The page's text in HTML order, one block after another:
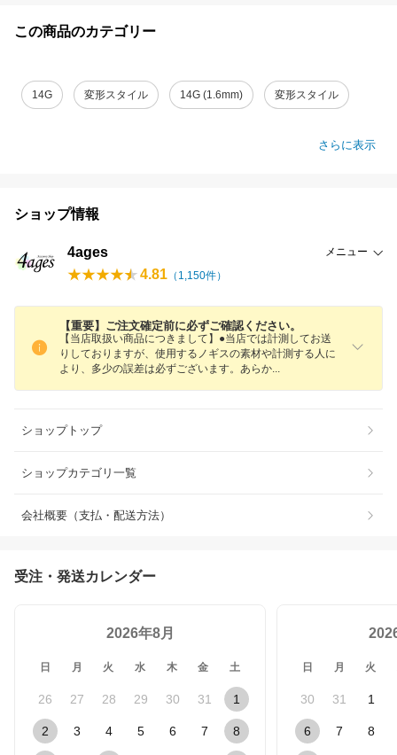
この商品のカテゴリー
14G 変形スタイル 14G (1.6mm) 変形スタイル
さらに表示
ショップ情報
4ages メニュー
4.81 （ 1,150件）
【重要】ご注文確定前に必ずご確認ください。
【当店取扱い商品につきまして】●当店では計測してお送
りしておりますが、使用するノギスの素材や計測する人に
より、多少の誤差は必ずございます。あらか
ショップトップ
ショップカテゴリ一覧
会社概要（支払・配送方法）
受注・発送カレンダー
2026年8月
日 月 火 水 木 金 土
26 27 28 29 30 31 1
2 3 4 5 6 7 8
日 月 火
30 31 1
6 7 8